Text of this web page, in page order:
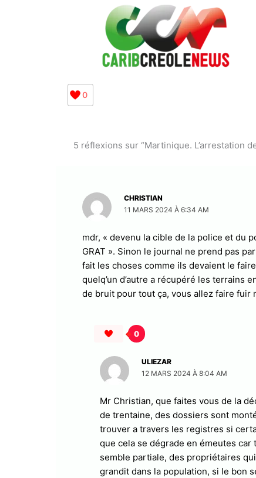
0
5 réflexions sur “Martinique. L’arrestation
CHRISTIAN
11 MARS 2024 À 6:34 AM
mdr, « devenu la cible de la police et du
GRAT ». Sinon le journal ne prend pas
fait les choses comme ils devaient le
quelq’un d’autre a récupéré les terrains
de bruit pour tout ça, vous allez faire
0
ULIEZAR
12 MARS 2024 À 8:04 AM
Mr Christian, que faites vous de la
de trentaine, des dossiers sont
trouver a travers les registres si
que cela se dégrade en émeutes
semble partiale, des propriétaires
grandit dans la population, si le bon